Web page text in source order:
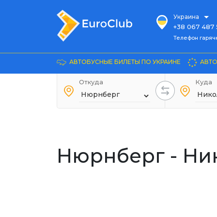
Украина
+38 067 487
Телефон гарячей
Довідка
+38 044 486
+38 067 240
Телефон
АВТОБУСНЫЕ БИЛЕТЫ ПО УКРАИНЕ
Откуда Куда
Нюрнберг -